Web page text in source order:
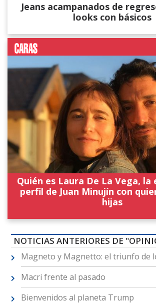
Jeans acampanados de
looks con básicos
Quién es Laura De La Vega, la
perfil de Juan Minujín con
hijas
NOTICIAS ANTERIORES DE
Magneto y Magnetto: el triunfo de
Macri frente al pasado
Bienvenidos al planeta Trump